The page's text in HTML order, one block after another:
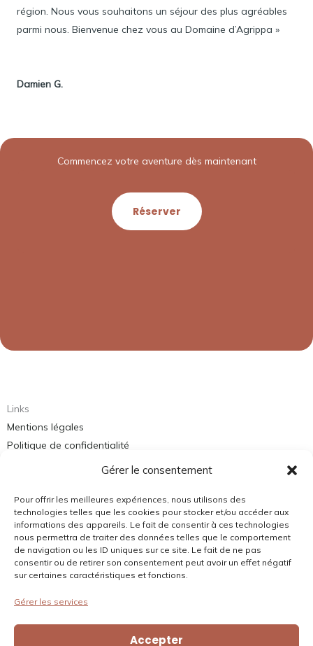
Gérer le consentement
Pour offrir les meilleures expériences, nous utilisons des
technologies telles que les cookies pour stocker et/ou accéder aux
informations des appareils. Le fait de consentir à ces technologies
nous permettra de traiter des données telles que le comportement
de navigation ou les ID uniques sur ce site. Le fait de ne pas
consentir ou de retirer son consentement peut avoir un effet négatif
sur certaines caractéristiques et fonctions.
Gérer les services
Accepter
région. Nous vous souhaitons un séjour des plus agréables
parmi nous. Bienvenue chez vous au Domaine d’Agrippa »
Damien G.
Commencez votre aventure dès maintenant
Réserver
Links
Mentions légales
Politique de confidentialité
Contact
Email: bonjour@domainedagrippa.com
Telephone:0475484602
Location:925 route du Lac – Lac D’Aiguille, 26300 Châteauneuf-